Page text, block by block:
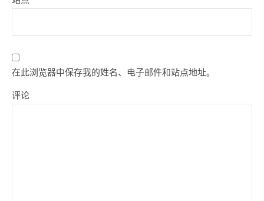
在此浏览器中保存我的姓名、电子邮件和站点地址。
评论